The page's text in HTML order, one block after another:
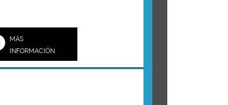
MÁS
INFORMACIÓN